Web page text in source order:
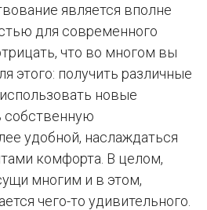
является вполне
для современного
что во многом вы
этого: получить различные
новые
собственную
удобной, наслаждаться
комфорта. В целом,
многим и в этом,
чего-то удивительного.